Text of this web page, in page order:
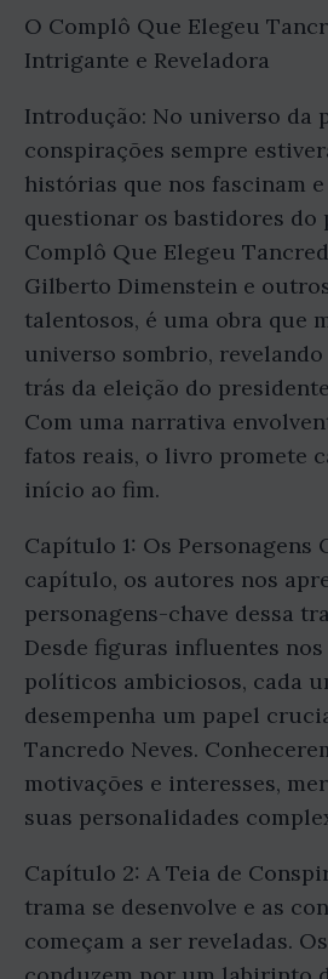
O Complô Que Elegeu
Intrigante e Reveladora
Introdução: No universo da
conspirações sempre
histórias que nos fascinam e
questionar os bastidores do
Complô Que Elegeu
Gilberto Dimenstein e
talentosos, é uma obra que
universo sombrio,
trás da eleição do
Com uma narrativa
fatos reais, o livro promete
início ao fim.
Capítulo 1: Os Personagens
capítulo, os autores nos
personagens-chave dessa
Desde figuras influentes
políticos ambiciosos, cada
desempenha um papel
Tancredo Neves.
motivações e interesses,
suas personalidades
Capítulo 2: A Teia de
trama se desenvolve e as
começam a ser reveladas.